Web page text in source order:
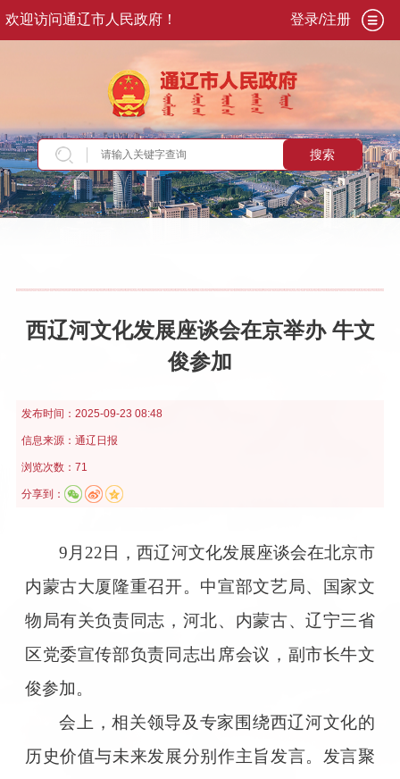
欢迎访问通辽市人民政府！ 登录/注册
搜索
当前位置：首页>政务公开>市政府>市政府领
西辽河文化发展座谈会在京举办 牛文
俊参加
发布时间： 2025-09-23 08:48
信息来源： 通辽日报
浏览次数：71
分享到：
9月22日，西辽河文化发展座谈会在北京市
内蒙古大厦隆重召开。中宣部文艺局、国家文
物局有关负责同志，河北、内蒙古、辽宁三省
区党委宣传部负责同志出席会议，副市长牛文
俊参加。
会上，相关领导及专家围绕西辽河文化的
历史价值与未来发展分别作主旨发言。发言聚